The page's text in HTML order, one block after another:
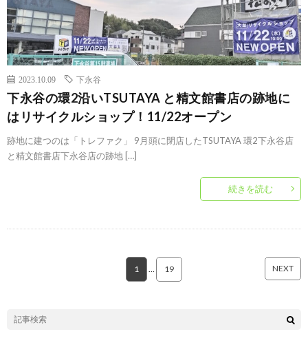
2023.10.09 下永谷
下永谷の環2沿いTSUTAYA と精文館書店の跡地に
はリサイクルショップ！11/22オープン
跡地に建つのは「トレファク」 9月頭に閉店したTSUTAYA 環2下永谷店
と精文館書店下永谷店の跡地 […]
続きを読む
1 19 NEXT